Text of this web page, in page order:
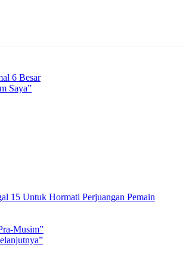
6 Besar
Saya”
15 Untuk Hormati Perjuangan Pemain
Musim”